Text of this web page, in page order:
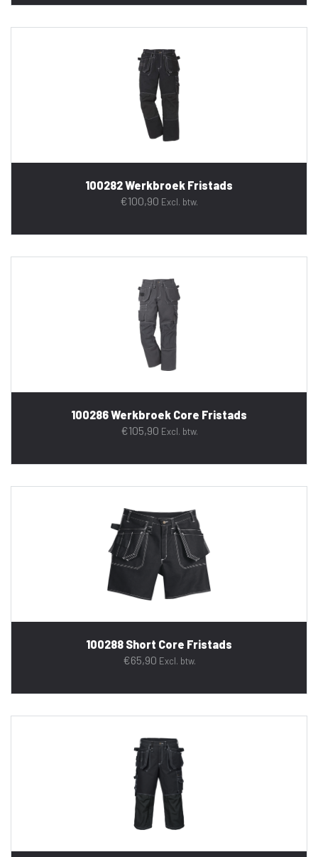
100282 Werkbroek Fristads
€100,90 Excl. btw.
100286 Werkbroek Core Fristads
€105,90 Excl. btw.
100288 Short Core Fristads
€65,90 Excl. btw.